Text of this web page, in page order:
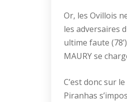
Or, les Ovillois
les adversaires
ultime faute
MAURY se
C’est donc sur
Piranhas